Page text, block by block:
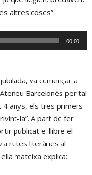
altres coses”.
00:00
va començar a
Barcelonès per tal
4 anys, els tres primers
la”. A part de fer
publicat el llibre el
rutes literàries al
mateixa explica: